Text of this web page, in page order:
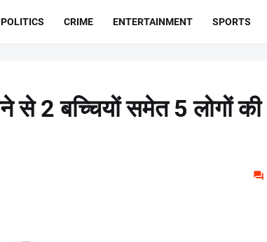
POLITICS CRIME ENTERTAINMENT SPORTS
से 2 बच्चियों समेत 5 लोगों की